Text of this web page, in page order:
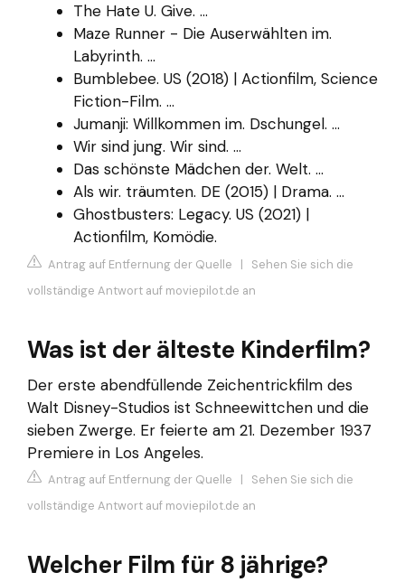
The Hate U. Give. ...
Maze Runner - Die Auserwählten im.
Labyrinth. ...
Bumblebee. US (2018) | Actionfilm, Science
Fiction-Film. ...
Jumanji: Willkommen im. Dschungel. ...
Wir sind jung. Wir sind. ...
Das schönste Mädchen der. Welt. ...
Als wir. träumten. DE (2015) | Drama. ...
Ghostbusters: Legacy. US (2021) |
Actionfilm, Komödie.
Antrag auf Entfernung der Quelle | Sehen Sie sich die
vollständige Antwort auf moviepilot.de an
Was ist der älteste Kinderfilm?
Der erste abendfüllende Zeichentrickfilm des
Walt Disney-Studios ist Schneewittchen und die
sieben Zwerge. Er feierte am 21. Dezember 1937
Premiere in Los Angeles.
Antrag auf Entfernung der Quelle | Sehen Sie sich die
vollständige Antwort auf moviepilot.de an
Welcher Film für 8 jährige?